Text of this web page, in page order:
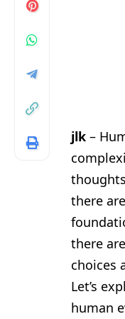
jlk –
there
there
choices
Let’s
human